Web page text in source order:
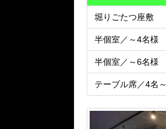
堀りごたつ座敷
半個室／～4名様
半個室／～6名様
テーブル席／4名